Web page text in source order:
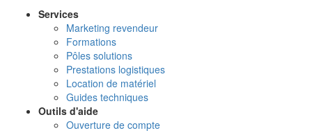
Services
Marketing revendeur
Formations
Pôles solutions
Prestations logistiques
Location de matériel
Guides techniques
Outils d'aide
Ouverture de compte